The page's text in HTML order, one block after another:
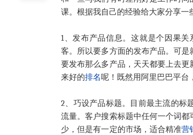
课。根据我自己的经验给大家分享一
1、发布产品信息。这就是个因果关
客。所以要多方面的发布产品。可
要发布那么多产品，天天都要上去
来好的排名呢！既然用阿里巴巴平台
2、巧设产品标题。目前最主流的标
流量。客户搜索标题中任何一个词
少，但是有一定的市场，适合精准营